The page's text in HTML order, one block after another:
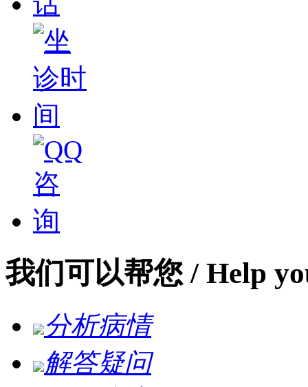
我们可以帮您 / Help
分析病情
解答疑问